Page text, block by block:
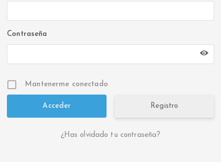
Contraseña
Mantenerme conectado
Registro
¿Has olvidado tu contraseña?